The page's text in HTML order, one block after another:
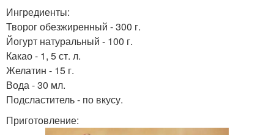
Ингредиенты:
Творог обезжиренный - 300 г.
Йогурт натуральный - 100 г.
Какао - 1, 5 ст. л.
Желатин - 15 г.
Вода - 30 мл.
Подсластитель - по вкусу.
Приготовление: